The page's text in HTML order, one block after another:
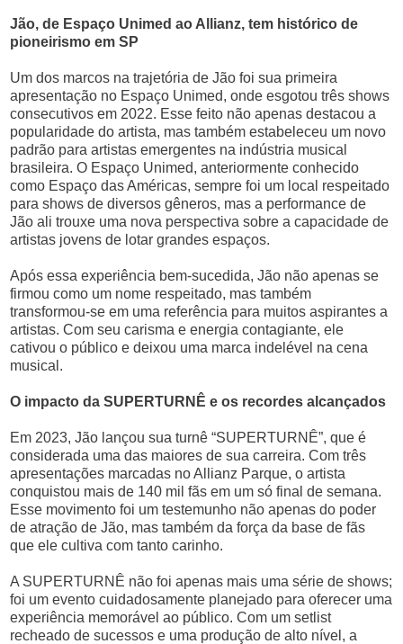
Jão, de Espaço Unimed ao Allianz, tem histórico de
pioneirismo em SP
Um dos marcos na trajetória de Jão foi sua primeira
apresentação no Espaço Unimed, onde esgotou três shows
consecutivos em 2022. Esse feito não apenas destacou a
popularidade do artista, mas também estabeleceu um novo
padrão para artistas emergentes na indústria musical
brasileira. O Espaço Unimed, anteriormente conhecido
como Espaço das Américas, sempre foi um local respeitado
para shows de diversos gêneros, mas a performance de
Jão ali trouxe uma nova perspectiva sobre a capacidade de
artistas jovens de lotar grandes espaços.
Após essa experiência bem-sucedida, Jão não apenas se
firmou como um nome respeitado, mas também
transformou-se em uma referência para muitos aspirantes a
artistas. Com seu carisma e energia contagiante, ele
cativou o público e deixou uma marca indelével na cena
musical.
O impacto da SUPERTURNÊ e os recordes alcançados
Em 2023, Jão lançou sua turnê “SUPERTURNÊ”, que é
considerada uma das maiores de sua carreira. Com três
apresentações marcadas no Allianz Parque, o artista
conquistou mais de 140 mil fãs em um só final de semana.
Esse movimento foi um testemunho não apenas do poder
de atração de Jão, mas também da força da base de fãs
que ele cultiva com tanto carinho.
A SUPERTURNÊ não foi apenas mais uma série de shows;
foi um evento cuidadosamente planejado para oferecer uma
experiência memorável ao público. Com um setlist
recheado de sucessos e uma produção de alto nível, a